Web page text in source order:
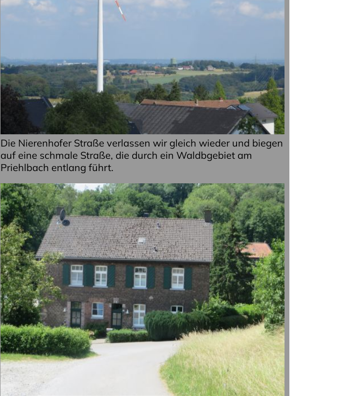
Die Nierenhofer Straße verlassen wir gleich wieder und biegen
auf eine schmale Straße, die durch ein Waldbgebiet am
Priehlbach entlang führt.